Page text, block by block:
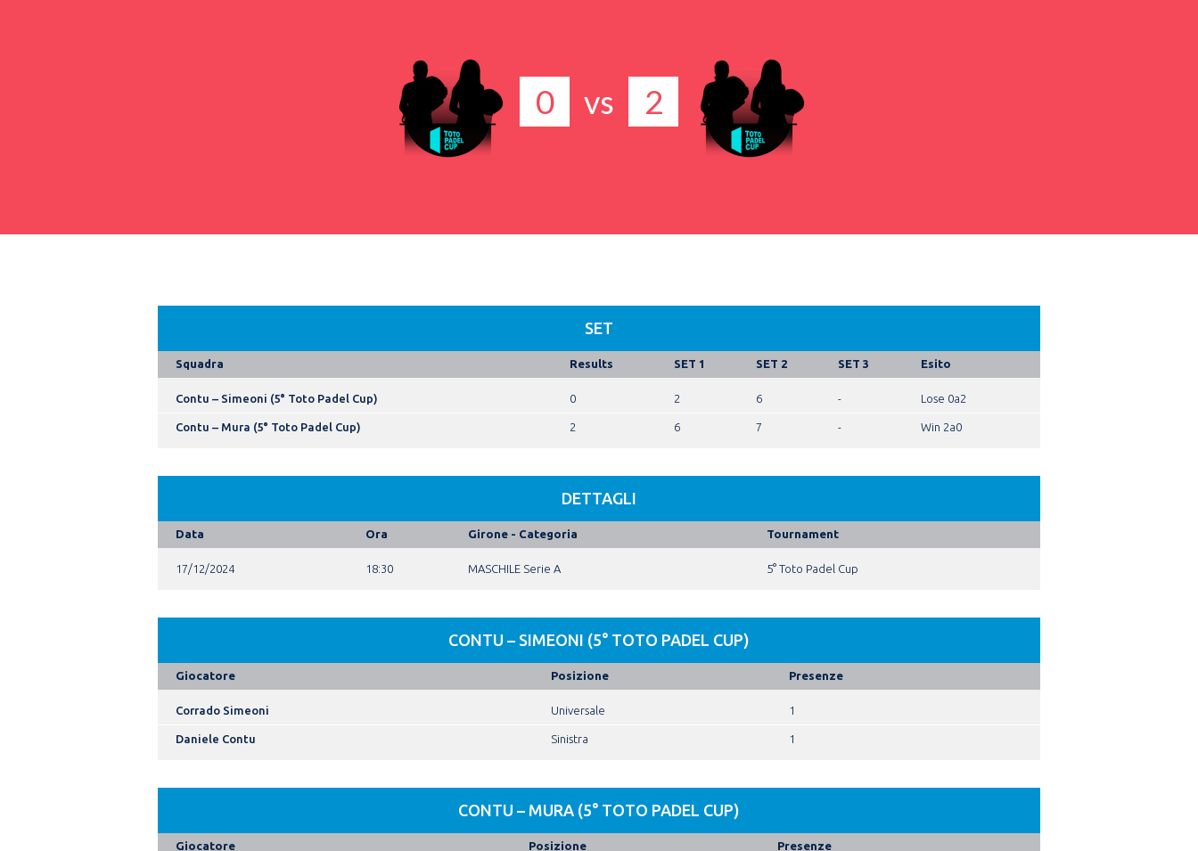
0 vs 2
SET
Squadra Results SET 1 SET 2 SET 3 Esito
Contu – Simeoni (5° Toto Padel Cup) 0 2 6 - Lose 0a2
Contu – Mura (5° Toto Padel Cup) 2 6 7 - Win 2a0
DETTAGLI
Data Ora Girone - Categoria Tournament
17/12/2024 18:30 MASCHILE Serie A 5° Toto Padel Cup
CONTU – SIMEONI (5° TOTO PADEL CUP)
Giocatore Posizione Presenze
Corrado Simeoni Universale 1
Daniele Contu Sinistra 1
CONTU – MURA (5° TOTO PADEL CUP)
Giocatore Posizione Presenze